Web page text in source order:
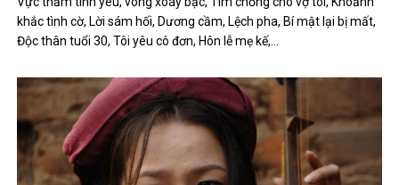
khắc tình cờ, Lời sám hối, Dương cầm, Lệch pha, Bí mật lại bị mất,
Độc thân tuổi 30, Tôi yêu cô đơn, Hôn lễ mẹ kế,…